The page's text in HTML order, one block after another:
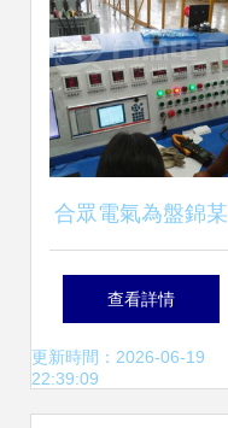
案
合眾電氣為盤錦某
企業提供專業電氣
安裝與售后服務，
查看詳情
更新時間：2026-06-19
22:39:09